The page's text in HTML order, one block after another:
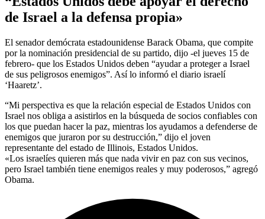
de Israel a la defensa propia»
El senador demócrata estadounidense Barack Obama, que compite
por la nominación presidencial de su partido, dijo -el jueves 15 de
febrero- que los Estados Unidos deben “ayudar a proteger a Israel
de sus peligrosos enemigos”. Así lo informó el diario israelí
‘Haaretz’.
“Mi perspectiva es que la relación especial de Estados Unidos con
Israel nos obliga a asistirlos en la búsqueda de socios confiables con
los que puedan hacer la paz, mientras los ayudamos a defenderse de
enemigos que juraron por su destrucción,” dijo el joven
representante del estado de Illinois, Estados Unidos.
«Los israelíes quieren más que nada vivir en paz con sus vecinos,
pero Israel también tiene enemigos reales y muy poderosos,” agregó
Obama.